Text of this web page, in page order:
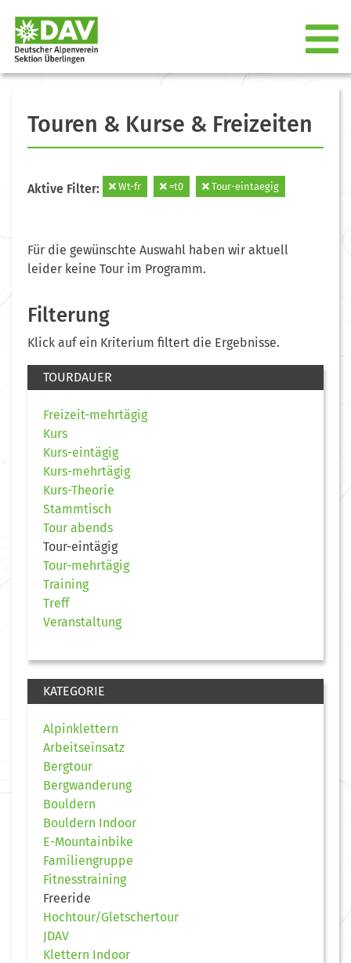
Touren & Kurse & Freizeiten
Aktive Filter: Wt-fr =t0 Tour-eintaegig
Für die gewünschte Auswahl haben wir aktuell
leider keine Tour im Programm.
Filterung
Klick auf ein Kriterium filtert die Ergebnisse.
TOURDAUER
Freizeit-mehrtägig
Kurs
Kurs-eintägig
Kurs-mehrtägig
Kurs-Theorie
Stammtisch
Tour abends
Tour-eintägig
Tour-mehrtägig
Training
Treff
Veranstaltung
KATEGORIE
Alpinklettern
Arbeitseinsatz
Bergtour
Bergwanderung
Bouldern
Bouldern Indoor
E-Mountainbike
Familiengruppe
Fitnesstraining
Freeride
Hochtour/Gletschertour
JDAV
Klettern Indoor